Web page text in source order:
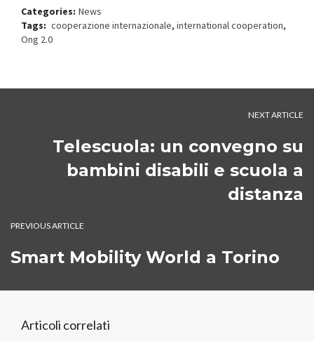
Categories: News
Tags: cooperazione internazionale, international cooperation,
Ong 2.0
NEXT ARTICLE
Telescuola: un convegno su
bambini disabili e scuola a
distanza
PREVIOUS ARTICLE
Smart Mobility World a Torino
Articoli correlati